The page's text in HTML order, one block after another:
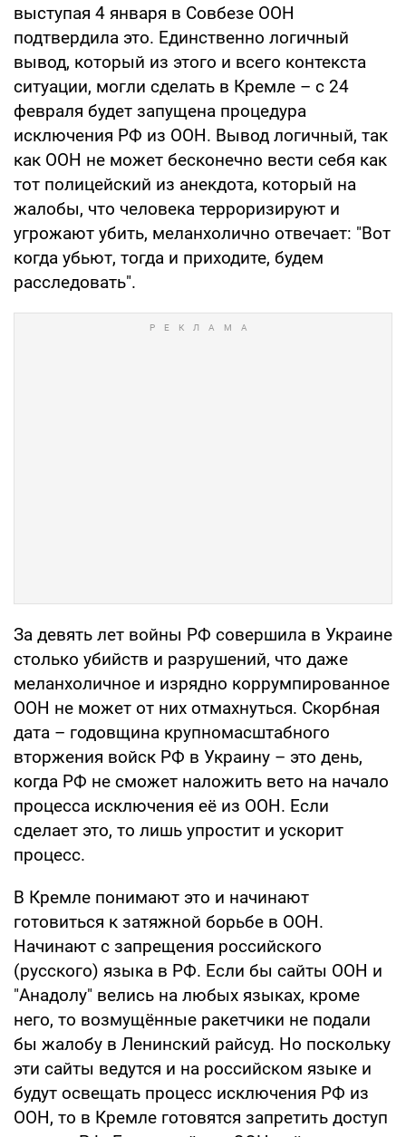
выступая 4 января в Совбезе ООН
подтвердила это. Единственно логичный
вывод, который из этого и всего контекста
ситуации, могли сделать в Кремле – с 24
февраля будет запущена процедура
исключения РФ из ООН. Вывод логичный, так
как ООН не может бесконечно вести себя как
тот полицейский из анекдота, который на
жалобы, что человека терроризируют и
угрожают убить, меланхолично отвечает: "Вот
когда убьют, тогда и приходите, будем
расследовать".
За девять лет войны РФ совершила в Украине
столько убийств и разрушений, что даже
меланхоличное и изрядно коррумпированное
ООН не может от них отмахнуться. Скорбная
дата – годовщина крупномасштабного
вторжения войск РФ в Украину – это день,
когда РФ не сможет наложить вето на начало
процесса исключения её из ООН. Если
сделает это, то лишь упростит и ускорит
процесс.
В Кремле понимают это и начинают
готовиться к затяжной борьбе в ООН.
Начинают с запрещения российского
(русского) языка в РФ. Если бы сайты ООН и
"Анадолу" велись на любых языках, кроме
него, то возмущённые ракетчики не подали
бы жалобу в Ленинский райсуд. Но поскольку
эти сайты ведутся и на российском языке и
будут освещать процесс исключения РФ из
ООН, то в Кремле готовятся запретить доступ